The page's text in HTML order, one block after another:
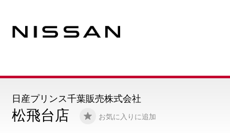
松飛台店 お気に入りに追加
日産プリンス千葉販売株式会社